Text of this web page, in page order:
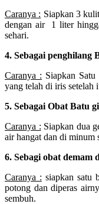
Caranya : Siapkan 3
dengan air 1 liter
sehari.
4. Sebagai penghilang
Caranya : Siapkan
yang telah di iris setelah
5. Sebagai Obat Batu
Caranya : Siapkan dua
air hangat dan di minum
6. Sebagi obat demam
Caranya : siapkan satu
potong dan diperas
sembuh.